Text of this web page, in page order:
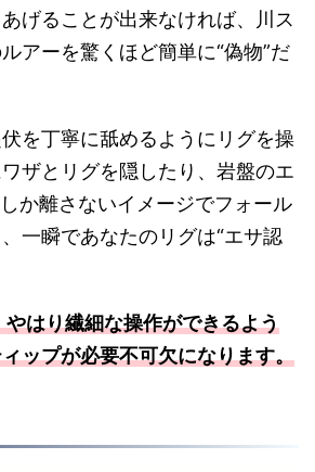
げることが出来なければ、川ス
アーを驚くほど簡単に“偽物”だ
を丁寧に舐めるようにリグを操
ザとリグを隠したり、岩盤のエ
か離さないイメージでフォール
一瞬であなたのリグは“エサ認
はり繊細な操作ができるよう
ップが必要不可欠になります。